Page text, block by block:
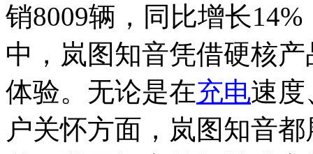
销8009辆，同比增长
中，岚图知音凭借硬核
体验。无论是在充电速度
户关怀方面，岚图知音